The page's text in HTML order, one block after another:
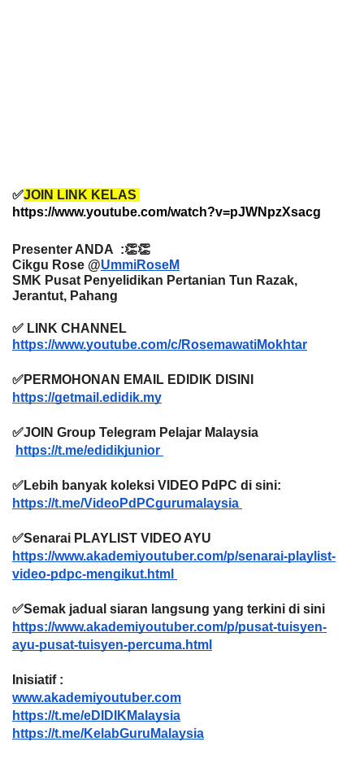
✅JOIN LINK KELAS
https://www.youtube.com/watch?v=pJWNpzXsacg
Presenter ANDA  :👏👏
Cikgu Rose @UmmiRoseM
SMK Pusat Penyelidikan Pertanian Tun Razak,
Jerantut, Pahang
✅ LINK CHANNEL
https://www.youtube.com/c/RosemawatiMokhtar
✅PERMOHONAN EMAIL EDIDIK DISINI
https://getmail.edidik.my
✅JOIN Group Telegram Pelajar Malaysia
https://t.me/edidikjunior
✅Lebih banyak koleksi VIDEO PdPC di sini:
https://t.me/VideoPdPCgurumalaysia
✅Senarai PLAYLIST VIDEO AYU
https://www.akademiyoutuber.com/p/senarai-playlist-
video-pdpc-mengikut.html
✅Semak jadual siaran langsung yang terkini di sini
https://www.akademiyoutuber.com/p/pusat-tuisyen-
ayu-pusat-tuisyen-percuma.html
Inisiatif :
www.akademiyoutuber.com
https://t.me/eDIDIKMalaysia
https://t.me/KelabGuruMalaysia